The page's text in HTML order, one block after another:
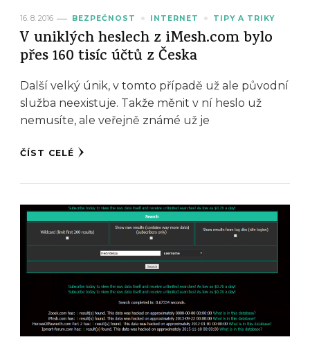
16. 8. 2016 BEZPEČNOST INTERNET TIPY A TRIKY
V uniklých heslech z iMesh.com bylo
přes 160 tisíc účtů z Česka
Další velký únik, v tomto případě už ale původní
služba neexistuje. Takže měnit v ní heslo už
nemusíte, ale veřejně známé už je
ČÍST CELÉ